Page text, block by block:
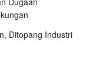
Ditopang Industri